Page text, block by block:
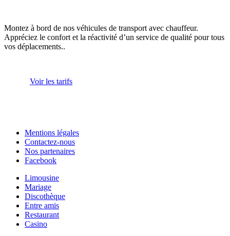
Montez à bord de nos véhicules de transport avec chauffeur.
Appréciez le confort et la réactivité d’un service de qualité pour tous
vos déplacements..
Voir les tarifs
Mentions légales
Contactez-nous
Nos partenaires
Facebook
Limousine
Mariage
Discothèque
Entre amis
Restaurant
Casino